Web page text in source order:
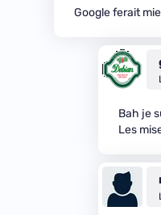
Google ferait
Bah je
Les